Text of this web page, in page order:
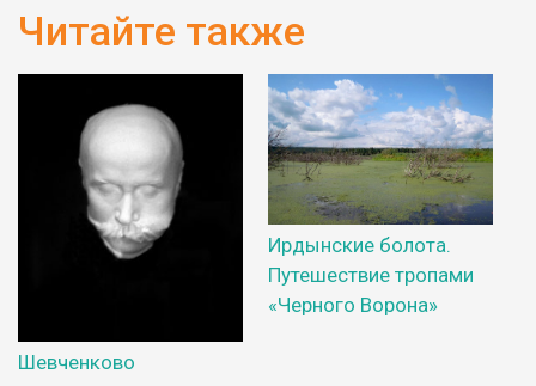
Читайте также
Шевченково
Ирдынские болота.
Путешествие тропами
«Черного Ворона»